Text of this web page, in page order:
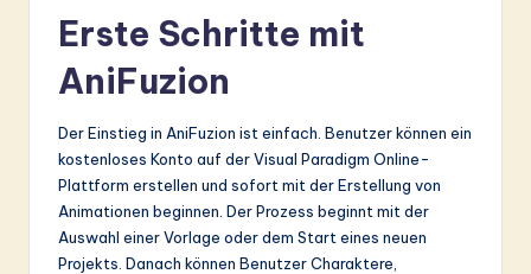
Erste Schritte mit
AniFuzion
Der Einstieg in AniFuzion ist einfach. Benutzer können ein
kostenloses Konto auf der Visual Paradigm Online-
Plattform erstellen und sofort mit der Erstellung von
Animationen beginnen. Der Prozess beginnt mit der
Auswahl einer Vorlage oder dem Start eines neuen
Projekts. Danach können Benutzer Charaktere,